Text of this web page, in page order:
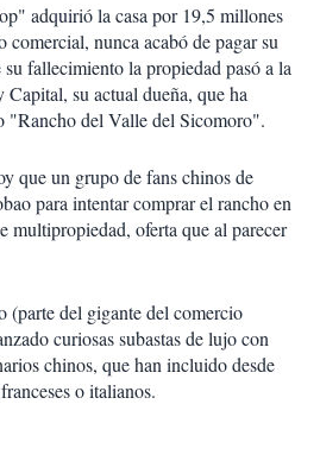
adquirió la casa por 19,5 millones
comercial, nunca acabó de pagar su
fallecimiento la propiedad pasó a la
su actual dueña, que ha
"Rancho del Valle del Sicomoro".
que un grupo de fans chinos de
para intentar comprar el rancho en
multipropiedad, oferta que al parecer
(parte del gigante del comercio
curiosas subastas de lujo con
chinos, que han incluido desde
o italianos.